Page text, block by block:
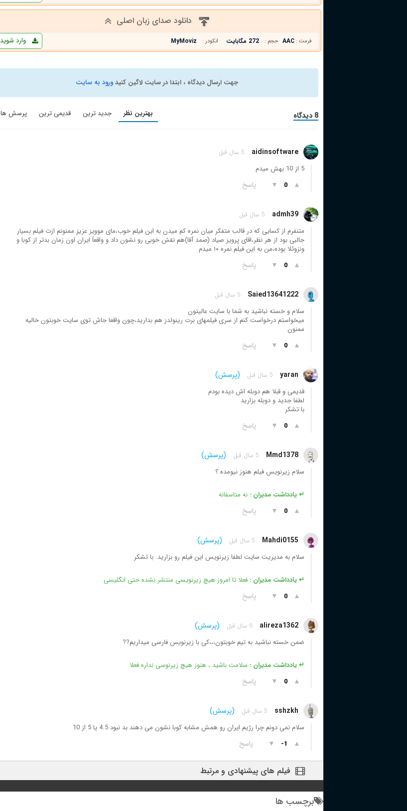
دانلود صدای زبان اصلی
فرمت : AAC حجم : 272 مگابایت انکودر : MyMoviz وارد شوید
جهت ارسال دیدگاه ، ابتدا در سایت لاگین کنیدورود به سایت
8 دیدگاه بهترین نظر جدید ترین قدیمی ترین پرسش ها
aidinsoftware 5 سال قبل
5 از 10 بهش میدم
▲
0
▼ پاسخ
admh39 5 سال قبل
متنفرم از کسایی که در قالب متفکر میان نمره کم میدن به این فیلم خوب،مای موویز عزیز ممنونم ازت فیلم بسیار
جالبی بود از هر نظر،اقای پرویز صیاد (صمد آقا)هم نقش خوبی رو نشون داد و واقعاً ایران اون زمان بدتر از کوبا و
ونزوئلا بوده،من به این فیلم نمره ۱۰ میدم
▲
0
▼ پاسخ
Saied13641222 5 سال قبل
سلام و خسته نباشید به شما با سایت عالیتون
میخواستم درخواست کنم از سری فیلمهای برت رینولدز هم بدارید،چون واقعا جاش توی سایت خوبتون خالیه
ممنون
▲
0
▼ پاسخ
yaran 5 سال قبل (پرسش)
قدیمی و قبلا هم دوبله اش دیده بودم
لطفا جدید و دوبله بزارید
با تشکر
▲
0
▼ پاسخ
Mmd1378 5 سال قبل (پرسش)
سلام زیرنویس فیلم هنوز نیومده ؟
↵ یادداشت مدیران : نه متاسفانه
▲
0
▼ پاسخ
Mahdi0155 5 سال قبل (پرسش)
سلام به مدیریت سایت لطفا زیرنویس این فیلم رو بزارید. با تشکر
↵ یادداشت مدیران : فعلا تا امروز هیچ زیرنویسی منتشر نشده حتی انگلیسی
▲
0
▼ پاسخ
alireza1362 6 سال قبل (پرسش)
ضمن خسته نباشید به تیم خوبتون،،،کی با زیرنویس فارسی میداریم??
↵ یادداشت مدیران : سلامت باشید ، هنوز هیچ زیرنوسی نداره فعلا
▲
0
▼ پاسخ
sshzkh 5 سال قبل (پرسش)
سلام نمی دونم چرا رژیم ایران رو همش مشابه کوبا نشون می دهند بد نبود 4.5 یا 5 از 10
▲
-1
▼ پاسخ
فیلم های پیشنهادی و مرتبط
برچسب ها